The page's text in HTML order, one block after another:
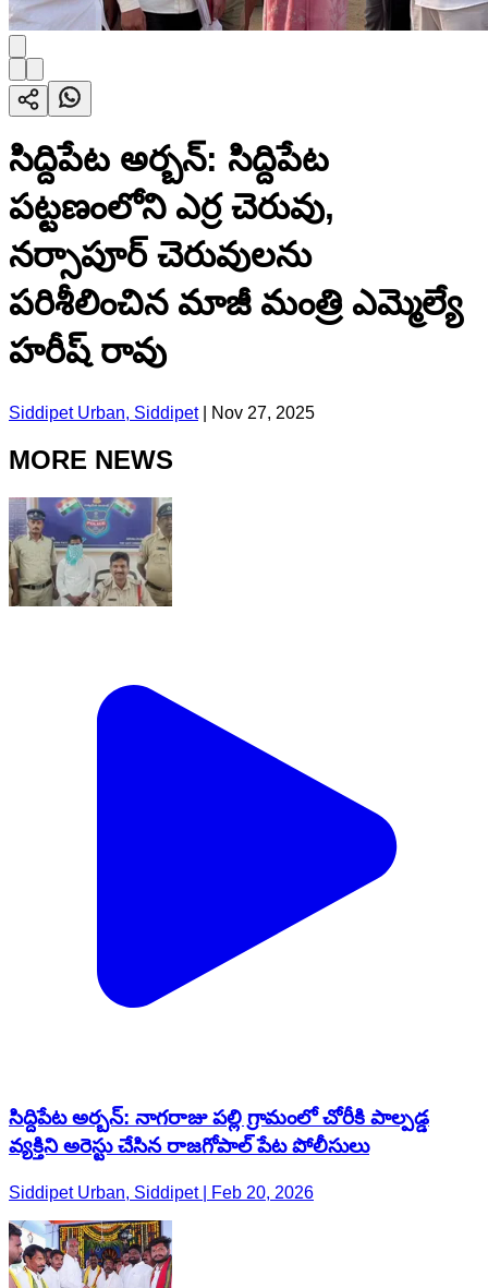
సిద్దిపేట అర్బన్: సిద్దిపేట
పట్టణంలోని ఎర్ర చెరువు,
నర్సాపూర్ చెరువులను
పరిశీలించిన మాజీ మంత్రి ఎమ్మెల్యే
హరీష్ రావు
Siddipet Urban, Siddipet| Nov 27, 2025
MORE NEWS
సిద్దిపేట అర్బన్: నాగరాజు పల్లి గ్రామంలో చోరీకి పాల్పడ్డ
వ్యక్తిని అరెస్టు చేసిన రాజగోపాల్ పేట పోలీసులు
Siddipet Urban, Siddipet | Feb 20, 2026